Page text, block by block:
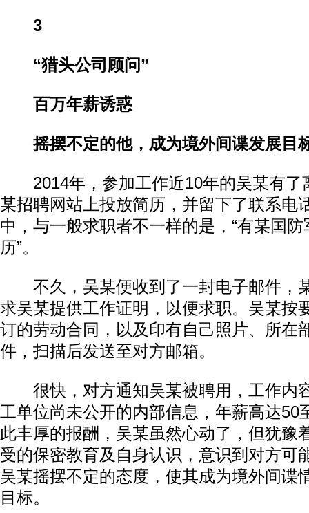
3
“猎头公司顾问”
百万年薪诱惑
摇摆不定的他，成为境外间谍发展目
2014年，参加工作近10年的吴某有了
某招聘网站上投放简历，并留下了联系电
中，与一般求职者不一样的是，“有某国
历”。
不久，吴某便收到了一封电子邮件，某
求吴某提供工作证明，以便求职。吴某按
订的劳动合同，以及印有自己照片、所在
件，扫描后发送至对方邮箱。
很快，对方通知吴某被聘用，工作内
工单位尚未公开的内部信息，年薪高达50
此丰厚的报酬，吴某虽然心动了，但犹豫
受的保密教育及自身认识，意识到对方可
吴某摇摆不定的态度，使其成为境外间谍
目标。
动物系恋人啊 | 钟欣潼体验爱情哲学 南